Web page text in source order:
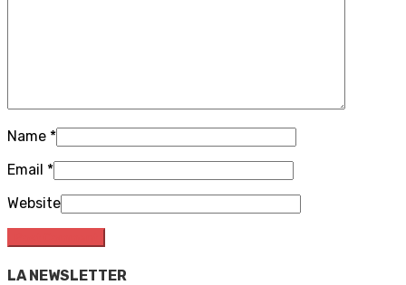
Name *
Email *
Website
LA NEWSLETTER